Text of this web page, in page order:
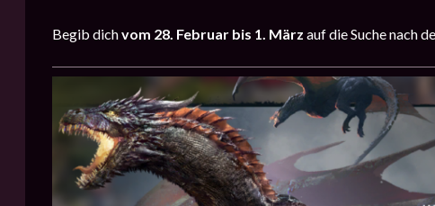
Begib dichvom 28. Februar bis 1. März auf die Suche nach